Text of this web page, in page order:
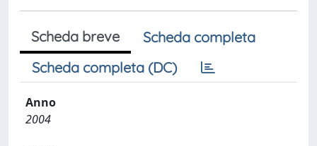
Scheda breve
Scheda completa
Scheda completa (DC)
Anno
2004